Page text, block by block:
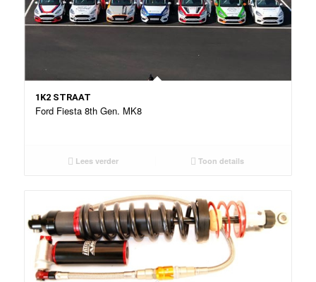
1K2 STRAAT
Ford Fiesta 8th Gen. MK8
Lees verder Toon details